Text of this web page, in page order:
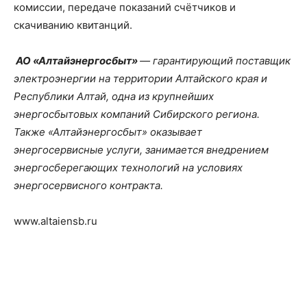
комиссии, передаче показаний счётчиков и
скачиванию квитанций.
АО «Алтайэнергосбыт»— гарантирующий поставщик
электроэнергии на территории Алтайского края и
Республики Алтай, одна из крупнейших
энергосбытовых компаний Сибирского региона.
Также «Алтайэнергосбыт» оказывает
энергосервисные услуги, занимается внедрением
энергосберегающих технологий на условиях
энергосервисного контракта.
www.altaiensb.ru